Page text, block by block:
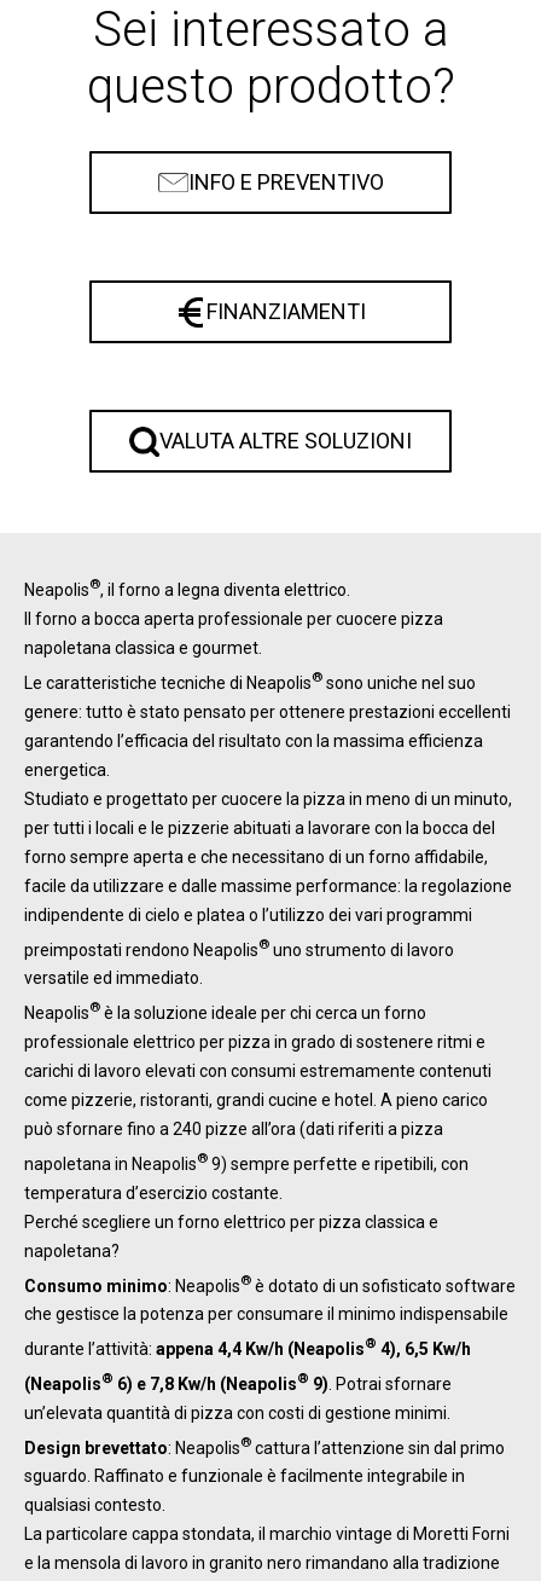
Sei interessato a
questo prodotto?
INFO E PREVENTIVO
FINANZIAMENTI
VALUTA ALTRE SOLUZIONI
Neapolis®, il forno a legna diventa elettrico.
Il forno a bocca aperta professionale per cuocere pizza
napoletana classica e gourmet.
Le caratteristiche tecniche di Neapolis® sono uniche nel suo
genere: tutto è stato pensato per ottenere prestazioni eccellenti
garantendo l’efficacia del risultato con la massima efficienza
energetica.
Studiato e progettato per cuocere la pizza in meno di un minuto,
per tutti i locali e le pizzerie abituati a lavorare con la bocca del
forno sempre aperta e che necessitano di un forno affidabile,
facile da utilizzare e dalle massime performance: la regolazione
indipendente di cielo e platea o l’utilizzo dei vari programmi
preimpostati rendono Neapolis® uno strumento di lavoro
versatile ed immediato.
Neapolis® è la soluzione ideale per chi cerca un forno
professionale elettrico per pizza in grado di sostenere ritmi e
carichi di lavoro elevati con consumi estremamente contenuti
come pizzerie, ristoranti, grandi cucine e hotel. A pieno carico
può sfornare fino a 240 pizze all’ora (dati riferiti a pizza
napoletana in Neapolis® 9) sempre perfette e ripetibili, con
temperatura d’esercizio costante.
Perché scegliere un forno elettrico per pizza classica e
napoletana?
Consumo minimo: Neapolis® è dotato di un sofisticato software
che gestisce la potenza per consumare il minimo indispensabile
durante l’attività: appena 4,4 Kw/h (Neapolis® 4), 6,5 Kw/h
(Neapolis® 6) e 7,8 Kw/h (Neapolis® 9) . Potrai sfornare
un’elevata quantità di pizza con costi di gestione minimi.
Design brevettato: Neapolis® cattura l’attenzione sin dal primo
sguardo. Raffinato e funzionale è facilmente integrabile in
qualsiasi contesto.
La particolare cappa stondata, il marchio vintage di Moretti Forni
e la mensola di lavoro in granito nero rimandano alla tradizione